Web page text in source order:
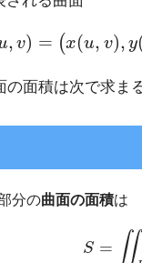
, v) = (x(u, v), y
S v = u, ,
面積は次で求ま
分の曲面の面積は
S = ∬
∬